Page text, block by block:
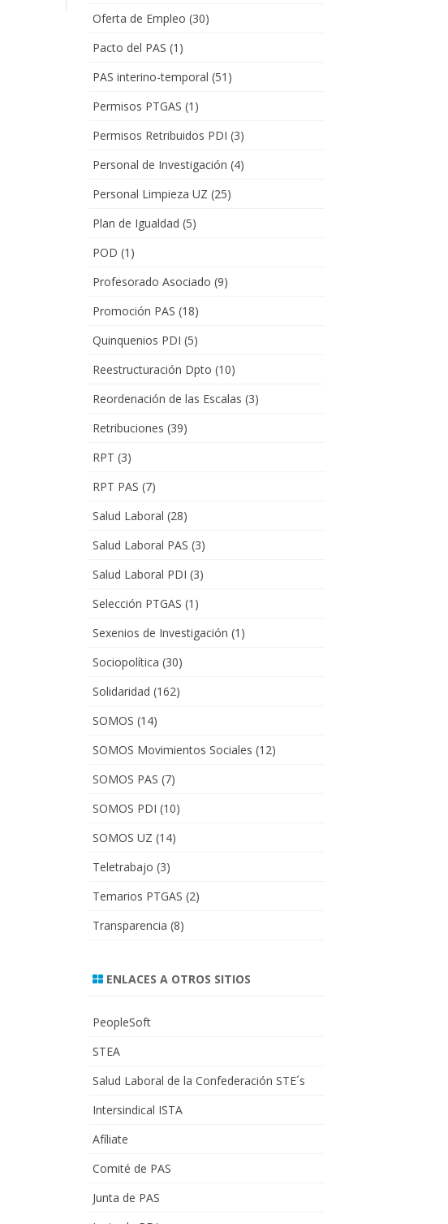
Oferta de Empleo (30)
Pacto del PAS (1)
PAS interino-temporal (51)
Permisos PTGAS (1)
Permisos Retribuidos PDI (3)
Personal de Investigación (4)
Personal Limpieza UZ (25)
Plan de Igualdad (5)
POD (1)
Profesorado Asociado (9)
Promoción PAS (18)
Quinquenios PDI (5)
Reestructuración Dpto (10)
Reordenación de las Escalas (3)
Retribuciones (39)
RPT (3)
RPT PAS (7)
Salud Laboral (28)
Salud Laboral PAS (3)
Salud Laboral PDI (3)
Selección PTGAS (1)
Sexenios de Investigación (1)
Sociopolítica (30)
Solidaridad (162)
SOMOS (14)
SOMOS Movimientos Sociales (12)
SOMOS PAS (7)
SOMOS PDI (10)
SOMOS UZ (14)
Teletrabajo (3)
Temarios PTGAS (2)
Transparencia (8)
ENLACES A OTROS SITIOS
PeopleSoft
STEA
Salud Laboral de la Confederación STE´s
Intersindical ISTA
Afíliate
Comité de PAS
Junta de PAS